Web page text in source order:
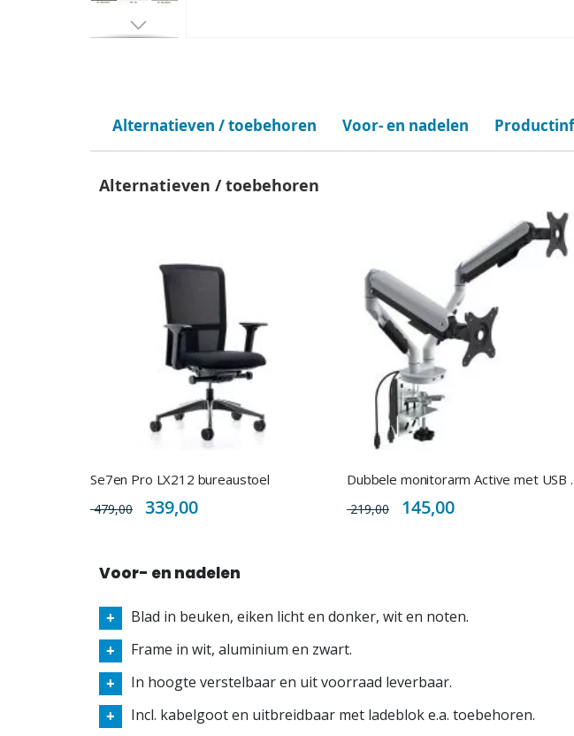
Alternatieven / toebehoren Voor- en nadelen
Alternatieven / toebehoren
Se7en Pro LX212 bureaustoel
479,00
Special
Price
339,00
Dubbele
219,00
Special
Price
145,00
Voor- en nadelen
Blad in beuken, eiken licht en donker, wit en noten.
Frame in wit, aluminium en zwart.
In hoogte verstelbaar en uit voorraad leverbaar.
Incl. kabelgoot en uitbreidbaar met ladeblok e.a. toebehoren.